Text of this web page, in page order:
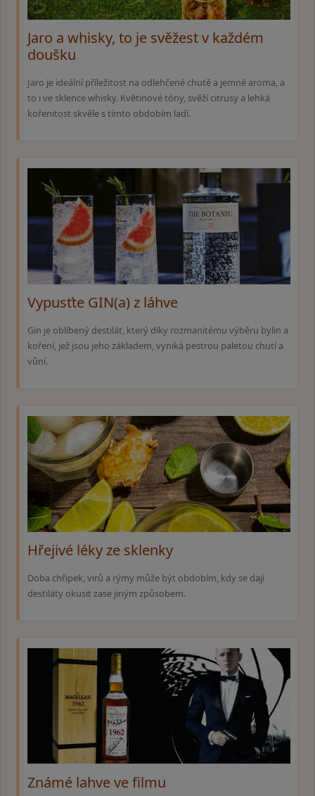
Jaro a whisky, to je svěžest v každém
doušku
Jaro je ideální příležitost na odlehčené chutě a jemné aroma, a
to i ve sklence whisky. Květinové tóny, svěží citrusy a lehká
kořenitost skvěle s tímto obdobím ladí.
Vypusťte GIN(a) z láhve
Gin je oblíbený destilát, který díky rozmanitému výběru bylin a
koření, jež jsou jeho základem, vyniká pestrou paletou chutí a
vůní.
Hřejivé léky ze sklenky
Doba chřipek, virů a rýmy může být obdobím, kdy se dají
destiláty okusit zase jiným způsobem.
Známé lahve ve filmu